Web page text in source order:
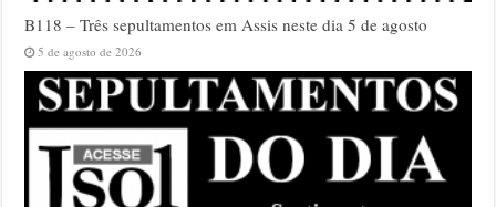
B118 – Três sepultamentos em Assis neste dia 5 de agosto
5 de agosto de 2026